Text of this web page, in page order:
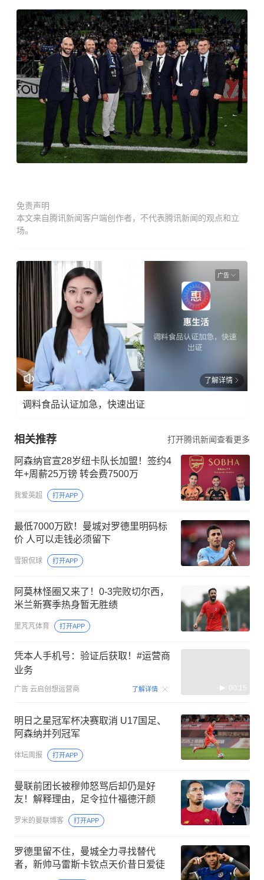
免责声明
本文来自腾讯新闻客户端创作者，不代表腾讯新闻的观点和立
场。
广告
了解详情
调料食品认证加急，快速出证
相关推荐 打开腾讯新闻查看更多
阿森纳官宣28岁纽卡队长加盟！签约4
年+周薪25万镑 转会费7500万
我爱英超 打开APP
最低7000万欧！曼城对罗德里明码标
价 人可以走钱必须留下
雪狼侃球 打开APP
阿莫林怪圈又来了！0-3完败切尔西，
米兰新赛季热身暂无胜绩
里芃芃体育 打开APP
凭本人手机号：验证后获取！#运营商
业务
广告 云启创想运营商 了解详情 00:15
明日之星冠军杯决赛取消 U17国足、
阿森纳并列冠军
体坛周报 打开APP
曼联前团长被穆帅怒骂后却仍是好
友！解释理由，足令拉什福德汗颜
罗米的曼联博客 打开APP
罗德里留不住，曼城全力寻找替代
者，新帅马雷斯卡钦点天价昔日爱徒